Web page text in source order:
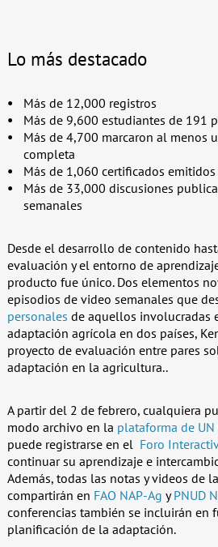
Lo más destacado
Más de 12,000 registros
Más de 9,600 estudiantes de 191
Más de 4,700 marcaron al menos
completa
Más de 1,060 certificados emitidos
Más de 33,000 discusiones
semanales
Desde el desarrollo de contenido
evaluación y el entorno de
producto fue único. Dos elementos
episodios de video semanales que
personales de aquellos involucradas
adaptación agrícola en dos países,
proyecto de evaluación entre pares
adaptación en la agricultura..
A partir del 2 de febrero, cualquiera
modo archivo en la plataforma de UN
puede registrarse en el Foro
continuar su aprendizaje e
Además, todas las notas y videos de
compartirán en FAO NAP-Ag yPNUD
conferencias también se incluirán en
planificación de la adaptación.